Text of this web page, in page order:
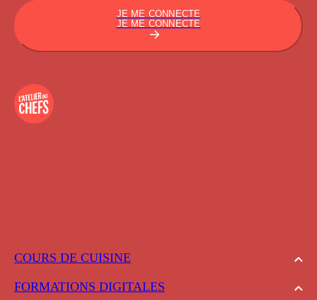
COURS DE CUISINE
FORMATIONS DIGITALES
JE ME CONNECTE
JE ME CONNECTE